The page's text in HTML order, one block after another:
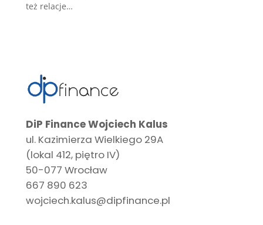
też relacje…
DiP Finance Wojciech Kalus
ul. Kazimierza Wielkiego 29A
(lokal 412, piętro IV)
50-077 Wrocław
667 890 623
wojciech.kalus@dipfinance.pl